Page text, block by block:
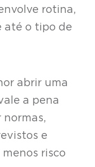
rotina,
até o tipo de
abrir uma
a pena
normas,
e
risco